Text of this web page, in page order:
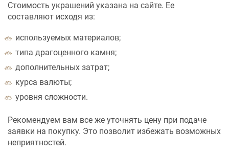
Стоимость украшений указана на сайте. Ее
составляют исходя из:
используемых материалов;
типа драгоценного камня;
дополнительных затрат;
курса валюты;
уровня сложности.
Рекомендуем вам все же уточнять цену при подаче
заявки на покупку. Это позволит избежать возможных
неприятностей.